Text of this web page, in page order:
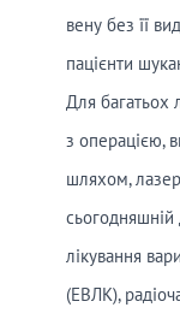
вену без її
пацієнти
Для багатьох
з операцією,
шляхом,
лікування
(ЕВЛК),